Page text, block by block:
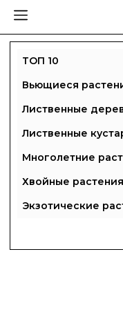
ТОП 10
Вьющиеся
Лиственные
Лиственные
Многолетние
Хвойные растения
Экзотические